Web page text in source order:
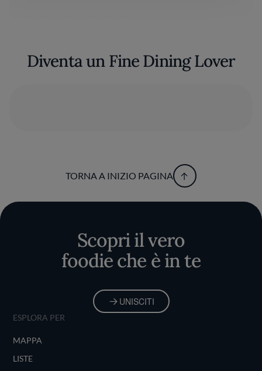
Diventa un Fine Dining Lover
TORNA A INIZIO PAGINA
Scopri il vero
foodie che è in te
UNISCITI
ESPLORA PER
MAPPA
LISTE